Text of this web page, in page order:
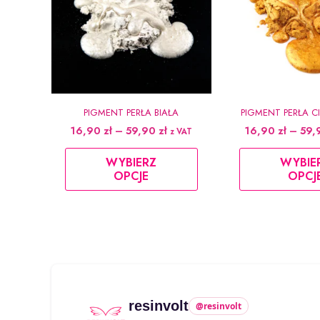
PIGMENT PERŁA BIAŁA
16,90zł – 59,90złZakres
59,90 zł
z VAT
WYBIERZ
OPCJE
Ten
ma
na
PIGMENT PERŁA
16,90zł –
resinvolt @resinvolt